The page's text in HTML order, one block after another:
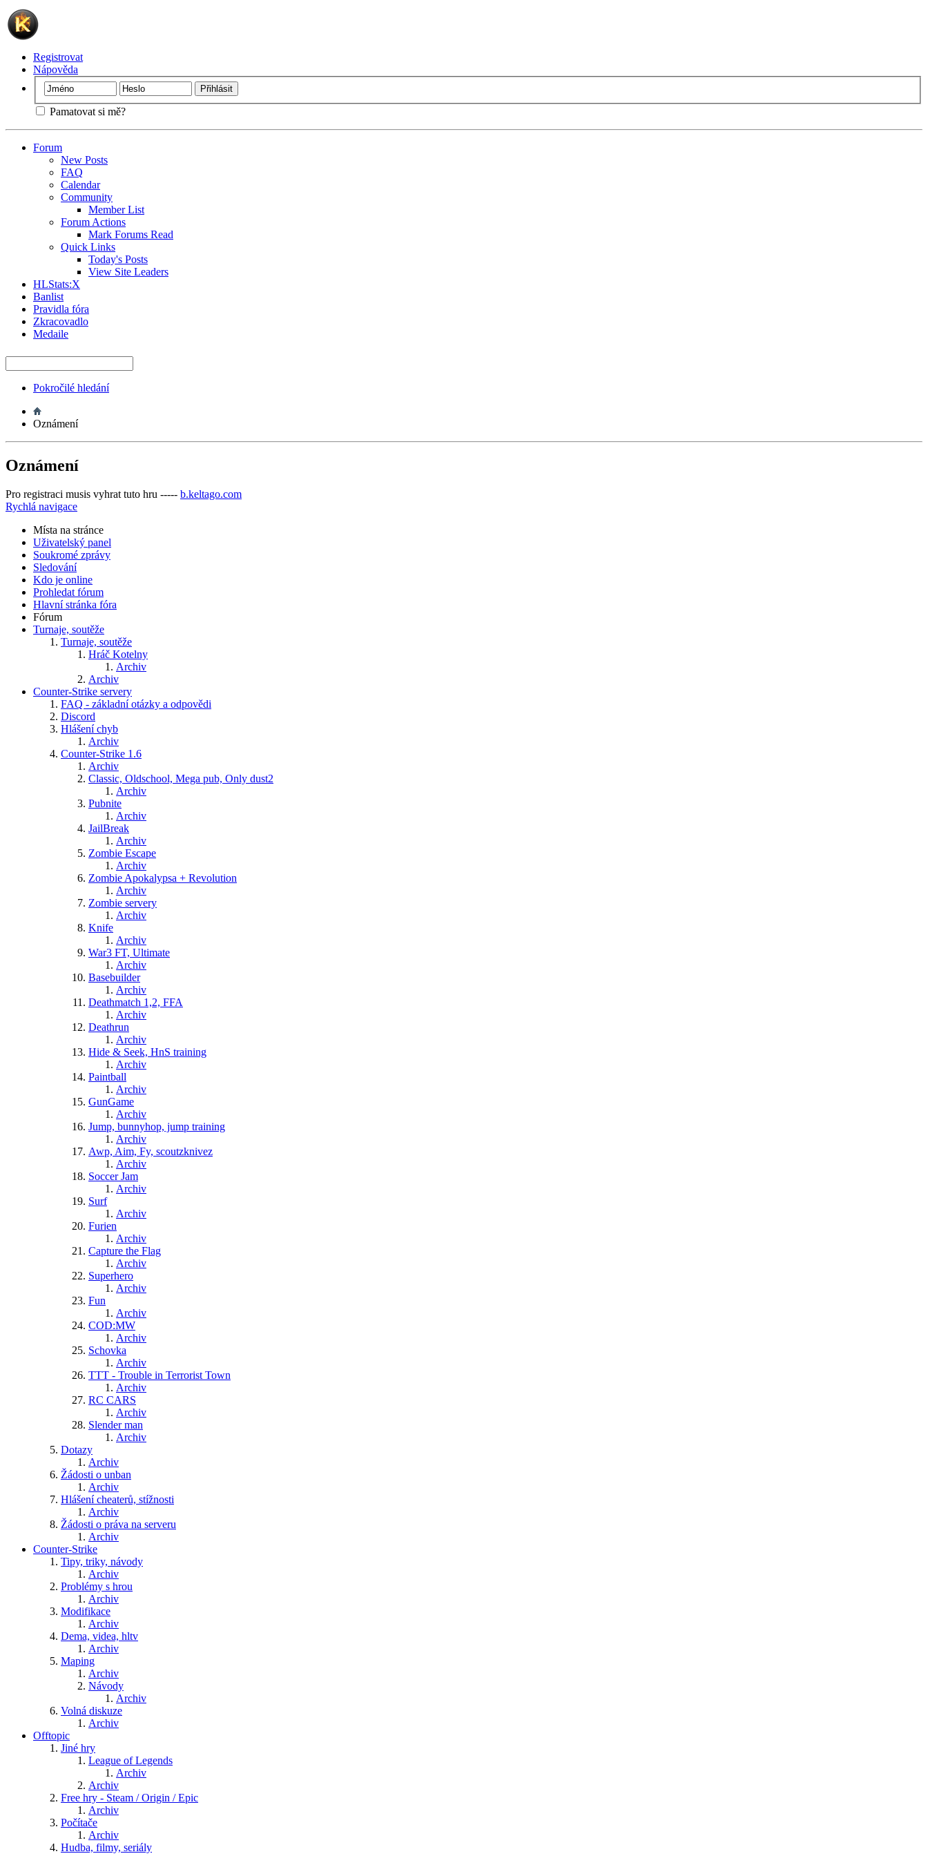
Registrovat
Nápověda
Pamatovat si mě?
Forum
New Posts
FAQ
Calendar
Community
Member List
Forum Actions
Mark Forums Read
Quick Links
Today's Posts
View Site Leaders
HLStats:X
Banlist
Pravidla fóra
Zkracovadlo
Medaile
Pokročilé hledání
Oznámení
Oznámení
Pro registraci musis vyhrat tuto hru ----- b.keltago.com
Rychlá navigace
Místa na stránce
Uživatelský panel
Soukromé zprávy
Sledování
Kdo je online
Prohledat fórum
Hlavní stránka fóra
Fórum
Turnaje, soutěže
Turnaje, soutěže
Hráč Kotelny
Archiv
Archiv
Counter-Strike servery
FAQ - základní otázky a odpovědi
Discord
Hlášení chyb
Archiv
Counter-Strike 1.6
Archiv
Classic, Oldschool, Mega pub, Only dust2
Archiv
Pubnite
Archiv
JailBreak
Archiv
Zombie Escape
Archiv
Zombie Apokalypsa + Revolution
Archiv
Zombie servery
Archiv
Knife
Archiv
War3 FT, Ultimate
Archiv
Basebuilder
Archiv
Deathmatch 1,2, FFA
Archiv
Deathrun
Archiv
Hide & Seek, HnS training
Archiv
Paintball
Archiv
GunGame
Archiv
Jump, bunnyhop, jump training
Archiv
Awp, Aim, Fy, scoutzknivez
Archiv
Soccer Jam
Archiv
Surf
Archiv
Furien
Archiv
Capture the Flag
Archiv
Superhero
Archiv
Fun
Archiv
COD:MW
Archiv
Schovka
Archiv
TTT - Trouble in Terrorist Town
Archiv
RC CARS
Archiv
Slender man
Archiv
Dotazy
Archiv
Žádosti o unban
Archiv
Hlášení cheaterů, stížnosti
Archiv
Žádosti o práva na serveru
Archiv
Counter-Strike
Tipy, triky, návody
Archiv
Problémy s hrou
Archiv
Modifikace
Archiv
Dema, videa, hltv
Archiv
Maping
Archiv
Návody
Archiv
Volná diskuze
Archiv
Offtopic
Jiné hry
League of Legends
Archiv
Archiv
Free hry - Steam / Origin / Epic
Archiv
Počítače
Archiv
Hudba, filmy, seriály